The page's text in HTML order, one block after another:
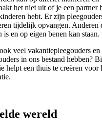
het niet uit of je een partner
hebt. Er zijn
tijdelijk opvangen. Anderen
en op eigen benen kan staan.
veel vakantiepleegouders en
in ons bestand hebben?
helpt een thuis te creëren voor
wereld